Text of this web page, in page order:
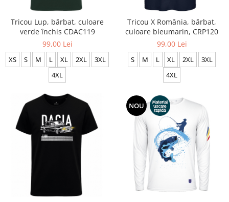
Tricou Lup, bărbat, culoare
verde închis CDAC119
99,00 Lei
XS S M L XL 2XL
3XL
4XL
Tricou X România, bărbat,
culoare bleumarin, CRP120
99,00 Lei
S M L XL 2XL
3XL
4XL
NOU